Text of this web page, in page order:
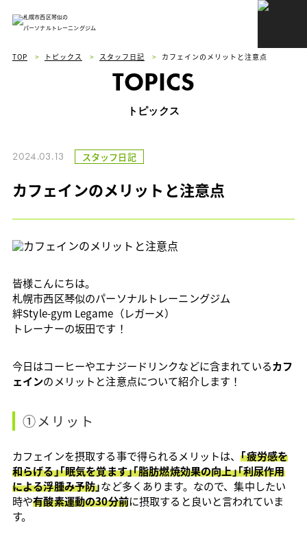
札幌市西区琴似の
パーソナルトレーニングジム
TOP > トピックス > スタッフ日記 > カフェインのメリットと注意点
TOPICS
トピックス
2024.03.13 スタッフ日記
カフェインのメリットと注意点
皆様こんにちは。
札幌市西区琴似のパーソナルトレーニングジム
絆Style-gym Legame（レガーメ）
トレーナーの坂田です！
今日はコーヒーやエナジードリンクなどに含まれているカフ
ェインのメリットと注意点について紹介します！
①メリット
カフェインを摂取する事で得られるメリットは、｢疲労感を
和らげる｣｢眠気を覚ます｣｢脂肪燃焼効果の向上｣｢利尿作用
による浮腫み予防｣など多くあります。なので、集中したい
時や有酸素運動の30分前に摂取すると良いと言われていま
す。